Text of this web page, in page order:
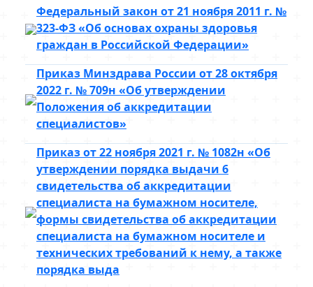
Федеральный закон от 21 ноября 2011 г. №
323-ФЗ «Об основах охраны здоровья
граждан в Российской Федерации»
Приказ Минздрава России от 28 октября
2022 г. № 709н «Об утверждении
Положения об аккредитации
специалистов»
Приказ от 22 ноября 2021 г. № 1082н «Об
утверждении порядка выдачи 6
свидетельства об аккредитации
специалиста на бумажном носителе,
формы свидетельства об аккредитации
специалиста на бумажном носителе и
технических требований к нему, а также
порядка выда